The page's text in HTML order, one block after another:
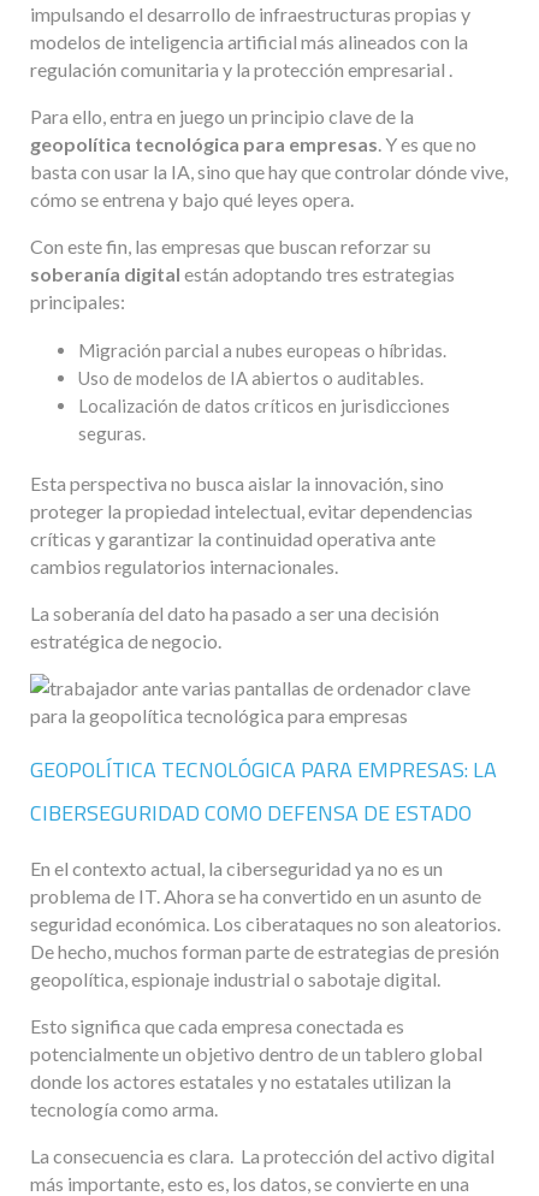
impulsando el desarrollo de infraestructuras propias y
modelos de inteligencia artificial más alineados con la
regulación comunitaria y la protección empresarial .
Para ello, entra en juego un principio clave de la
geopolítica tecnológica para empresas . Y es que no
basta con usar la IA, sino que hay que controlar dónde vive,
cómo se entrena y bajo qué leyes opera.
Con este fin, las empresas que buscan reforzar su
soberanía digital están adoptando tres estrategias
principales:
Migración parcial a nubes europeas o híbridas.
Uso de modelos de IA abiertos o auditables.
Localización de datos críticos en jurisdicciones
seguras.
Esta perspectiva no busca aislar la innovación, sino
proteger la propiedad intelectual, evitar dependencias
críticas y garantizar la continuidad operativa ante
cambios regulatorios internacionales.
La soberanía del dato ha pasado a ser una decisión
estratégica de negocio.
GEOPOLÍTICA TECNOLÓGICA PARA EMPRESAS: LA
CIBERSEGURIDAD COMO DEFENSA DE ESTADO
En el contexto actual, la ciberseguridad ya no es un
problema de IT. Ahora se ha convertido en un asunto de
seguridad económica. Los ciberataques no son aleatorios.
De hecho, muchos forman parte de estrategias de presión
geopolítica, espionaje industrial o sabotaje digital.
Esto significa que cada empresa conectada es
potencialmente un objetivo dentro de un tablero global
donde los actores estatales y no estatales utilizan la
tecnología como arma.
La consecuencia es clara. La protección del activo digital
más importante, esto es, los datos, se convierte en una